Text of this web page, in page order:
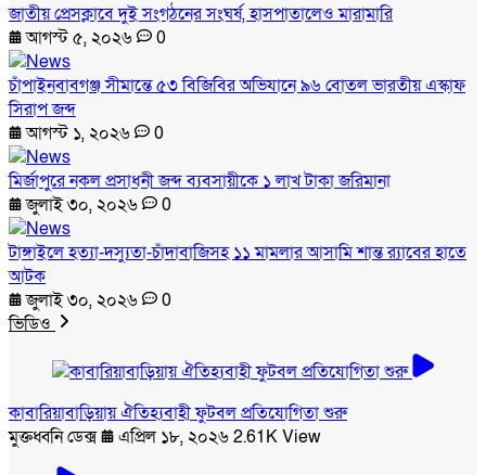
জাতীয় প্রেসক্লাবে দুই সংগঠনের সংঘর্ষ, হাসপাতালেও মারামারি
আগস্ট ৫, ২০২৬
0
চাঁপাইনবাবগঞ্জ সীমান্তে ৫৩ বিজিবির অভিযানে ৯৬ বোতল ভারতীয় এস্কাফ
সিরাপ জব্দ
আগস্ট ১, ২০২৬
0
মির্জাপুরে নকল প্রসাধনী জব্দ ব্যবসায়ীকে ১ লাখ টাকা জরিমানা
জুলাই ৩০, ২০২৬
0
টাঙ্গাইলে হত্যা-দস্যুতা-চাঁদাবাজিসহ ১১ মামলার আসামি শান্ত র‍্যাবের হাতে
আটক
জুলাই ৩০, ২০২৬
0
ভিডিও
কাবারিয়াবাড়িয়ায় ঐতিহ্যবাহী ফুটবল প্রতিযোগিতা শুরু
মুক্তধ্বনি ডেক্স
এপ্রিল ১৮, ২০২৬2.61K View